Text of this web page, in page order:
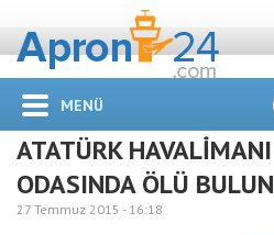
MENÜ
ATATÜRK
ODASINDA ÖLÜ
27 Temmuz 2015 - 16:18